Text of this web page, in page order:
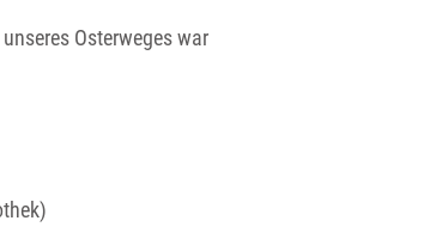
Osterweges war